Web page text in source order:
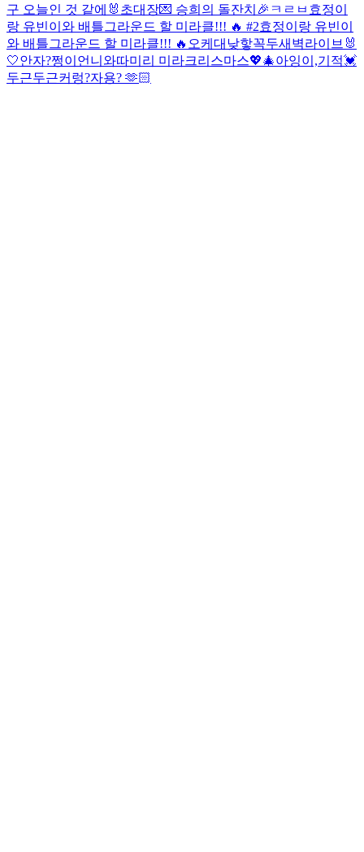
구 오늘인 것 같에🐰 초대장💌 승희의 돌잔치🎉 ㅋㄹㅂ 효정이
랑 유빈이와 배틀그라운드 할 미라클!!! 🔥 #2효정이랑 유빈이
와 배틀그라운드 할 미라클!!! 🔥 오케 대낮핳꼭두새벽라이브 🐰
🤍안자?쩡이언니와따미리 미라크리스마스💖🎄아잉이,기적💓
두근두근커렁?자용? 🫶🏻